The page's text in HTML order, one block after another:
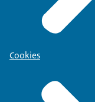
Cookies